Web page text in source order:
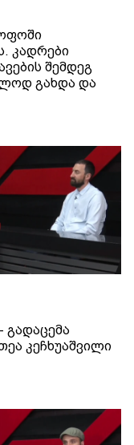
კადრები
შემდეგ
გახდა და
გადაცემა
კეჩხუაშვილი